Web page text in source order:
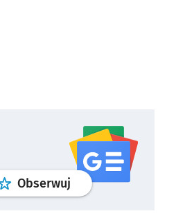
Obserwuj profilgoogle news